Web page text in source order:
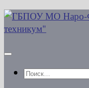
Перейти
к
Найти: